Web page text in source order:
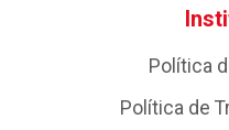
Política
Política de